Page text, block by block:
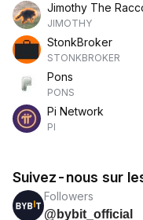
Jimothy The
JIMOTHY
StonkBroker
STONKBROKER
Pons
PONS
Pi Network
PI
Suivez-nous sur
Followers
@bybit_official